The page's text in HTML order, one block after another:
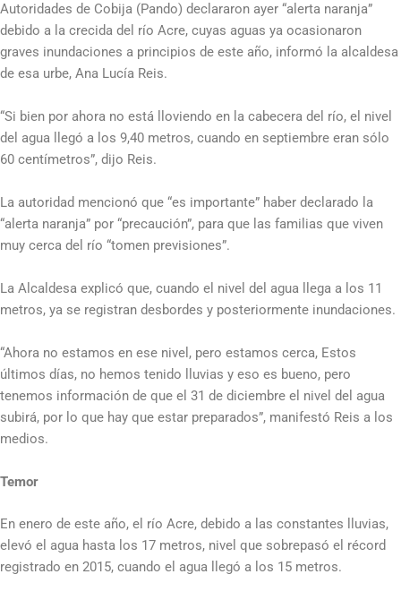
Autoridades de Cobija (Pando) declararon ayer “alerta naranja”
debido a la crecida del río Acre, cuyas aguas ya ocasionaron
graves inundaciones a principios de este año, informó la alcaldesa
de esa urbe, Ana Lucía Reis.
“Si bien por ahora no está lloviendo en la cabecera del río, el nivel
del agua llegó a los 9,40 metros, cuando en septiembre eran sólo
60 centímetros”, dijo Reis.
La autoridad mencionó que “es importante” haber declarado la
“alerta naranja” por “precaución”, para que las familias que viven
muy cerca del río “tomen previsiones”.
La Alcaldesa explicó que, cuando el nivel del agua llega a los 11
metros, ya se registran desbordes y posteriormente inundaciones.
“Ahora no estamos en ese nivel, pero estamos cerca, Estos
últimos días, no hemos tenido lluvias y eso es bueno, pero
tenemos información de que el 31 de diciembre el nivel del agua
subirá, por lo que hay que estar preparados”, manifestó Reis a los
medios.
Temor
En enero de este año, el río Acre, debido a las constantes lluvias,
elevó el agua hasta los 17 metros, nivel que sobrepasó el récord
registrado en 2015, cuando el agua llegó a los 15 metros.